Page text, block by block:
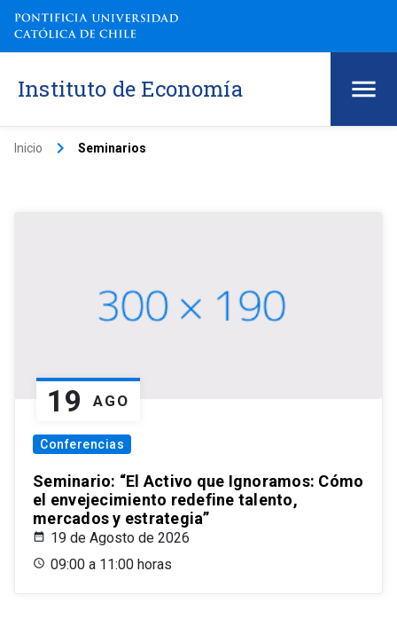
Instituto de Economía
Inicio keyboard_arrow_right Seminarios
19 AGO
Conferencias
Seminario: “El Activo que Ignoramos: Cómo
el envejecimiento redefine talento,
mercados y estrategia”
19 de Agosto de 2026
09:00 a 11:00 horas